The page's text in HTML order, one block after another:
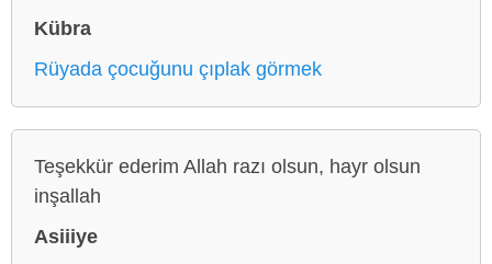
Kübra
Rüyada çocuğunu çıplak görmek
Teşekkür ederim Allah razı olsun, hayr olsun
inşallah
Asiiiye